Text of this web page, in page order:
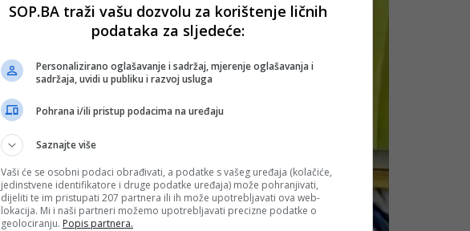
SOP.BA traži vašu dozvolu za korištenje ličnih
podataka za sljedeće:
Personalizirano oglašavanje i sadržaj, mjerenje oglašavanja i
sadržaja, uvidi u publiku i razvoj usluga
Pohrana i/ili pristup podacima na uređaju
Saznajte više
Vaši će se osobni podaci obrađivati, a podatke s vašeg uređaja (kolačiće,
jedinstvene identifikatore i druge podatke uređaja) može pohranjivati,
dijeliti te im pristupati 207 partnera ili ih može upotrebljavati ova web-
lokacija. Mi i naši partneri možemo upotrebljavati precizne podatke o
geolociranju. Popis partnera.